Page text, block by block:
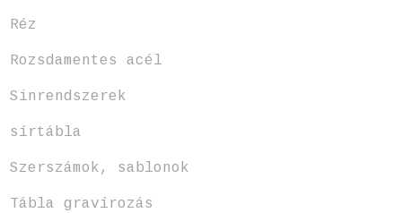
Réz
Rozsdamentes acél
Sinrendszerek
sírtábla
Szerszámok, sablonok
Tábla gravírozás